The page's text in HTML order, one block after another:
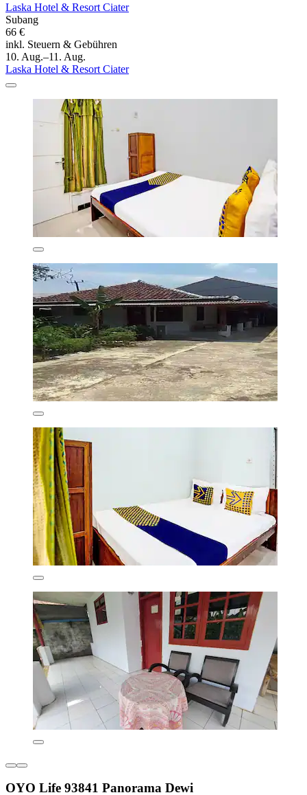
Laska Hotel & Resort Ciater
Subang
66 €
inkl. Steuern & Gebühren
10. Aug.–11. Aug.
Laska Hotel & Resort Ciater
OYO Life 93841 Panorama Dewi